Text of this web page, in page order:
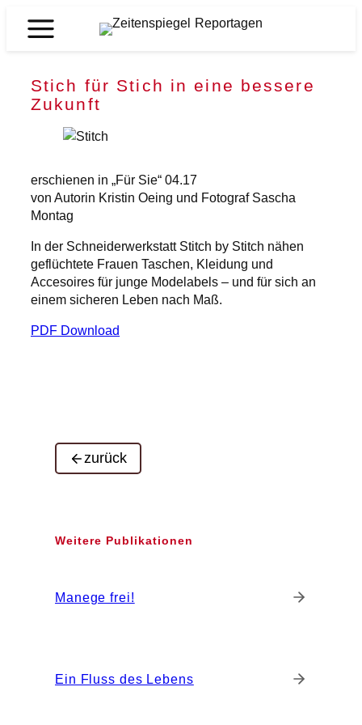
Inhalt
Zeitenspiegel
Stich für Stich in eine bessere
Zukunft
erschienen in „Für Sie“ 04.17
von Autorin Kristin Oeing und Fotograf Sascha
Montag
In der Schneiderwerkstatt Stitch by Stitch nähen
geflüchtete Frauen Taschen, Kleidung und
Accesoires für junge Modelabels – und für sich an
einem sicheren Leben nach Maß.
PDF Download
zurück
Weitere Publikationen
Manege frei!
Ein Fluss des Lebens